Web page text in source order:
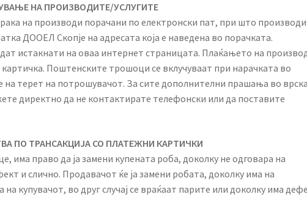
НА ПРОИЗВОДИТЕ/УСЛУГИТЕ
на производи порачани по електронски пат, при што
ДООЕЛ Скопје на адресата која е наведена во порачката.
истакнати на оваа интернет страницата. Плаќањето на
Поштенските трошоци се вклучуваат при нарачката во
на терет на потрошувачот. За сите дополнителни прашања во
директно да не контактирате телефонски или да поставите
ПО ТРАНСАКЦИЈА СО ПЛАТЕЖНИ КАРТИЧКИ
има право да ја замени купената роба, доколку не одговара на
и слично. Продавачот ќе ја замени робата, доколку има на
купувачот, во друг случај се враќаат парите или доколку има